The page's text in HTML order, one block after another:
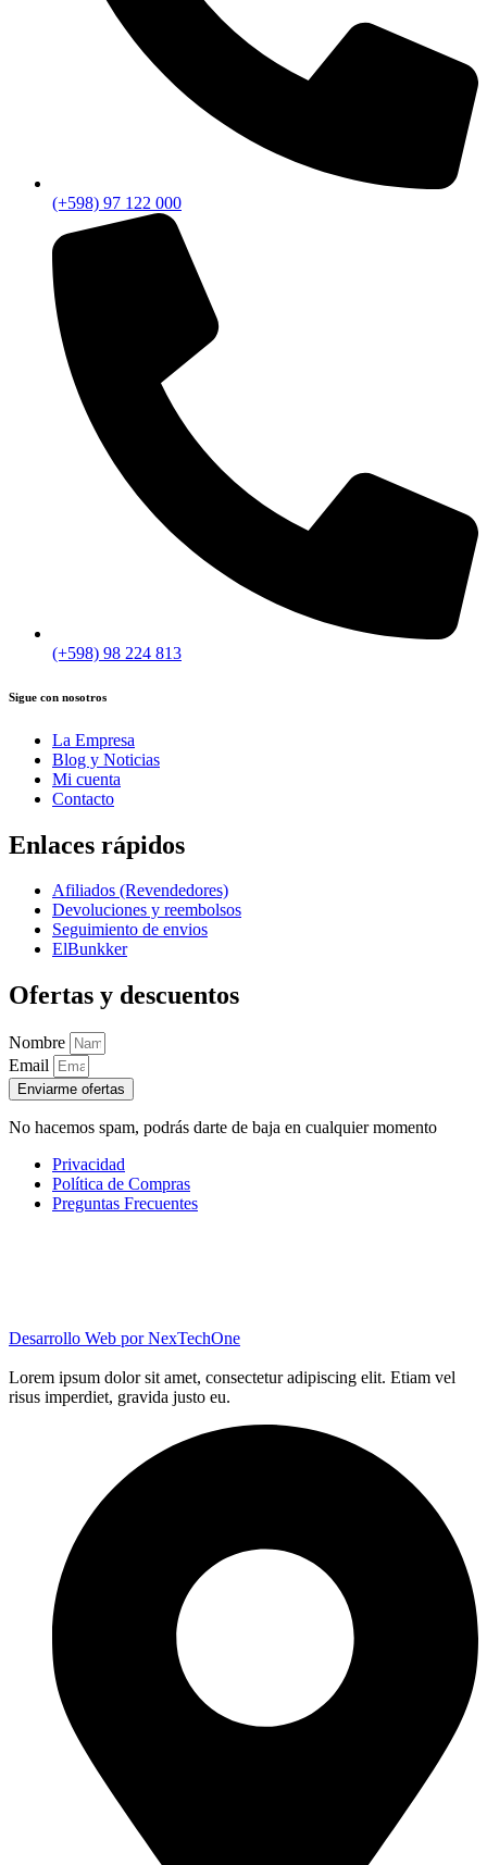
(+598) 97 122 000
(+598) 98 224 813
Sigue con nosotros
La Empresa
Blog y Noticias
Mi cuenta
Contacto
Enlaces rápidos
Afiliados (Revendedores)
Devoluciones y reembolsos
Seguimiento de envios
ElBunkker
Ofertas y descuentos
Nombre
Email
Enviarme ofertas
No hacemos spam, podrás darte de baja en cualquier momento
Privacidad
Política de Compras
Preguntas Frecuentes
Desarrollo Web porNexTechOne
Lorem ipsum dolor sit amet, consectetur adipiscing elit. Etiam vel
risus imperdiet, gravida justo eu.